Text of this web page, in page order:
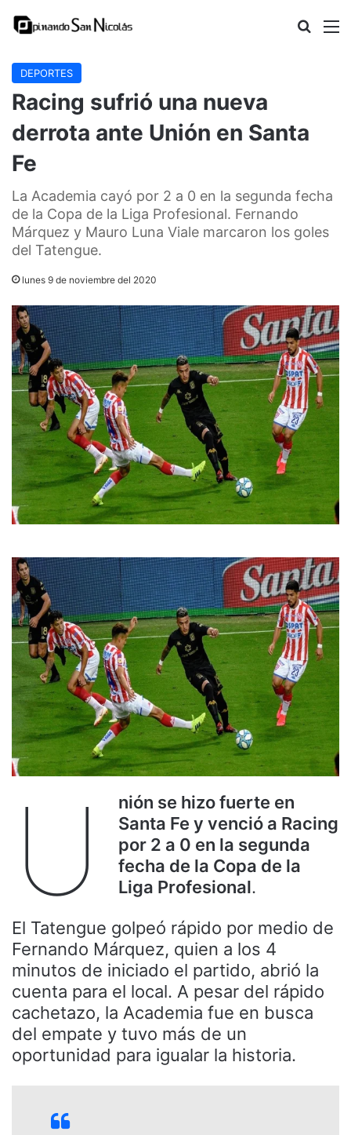
Buscar
DEPORTES
Racing sufrió una nueva
derrota ante Unión en Santa
Fe
La Academia cayó por 2 a 0 en la segunda fecha
de la Copa de la Liga Profesional. Fernando
Márquez y Mauro Luna Viale marcaron los goles
del Tatengue.
lunes 9 de noviembre del 2020
U
nión se hizo fuerte en
Santa Fe y venció a Racing
por 2 a 0 en la segunda
fecha de la Copa de la
Liga Profesional.
El Tatengue golpeó rápido por medio de
Fernando Márquez, quien a los 4
minutos de iniciado el partido, abrió la
cuenta para el local. A pesar del rápido
cachetazo, la Academia fue en busca
del empate y tuvo más de un
oportunidad para igualar la historia.